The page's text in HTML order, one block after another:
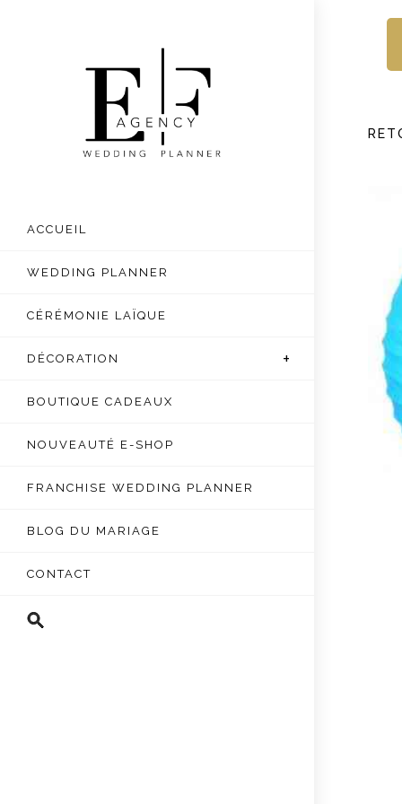
ACCUEIL
WEDDING PLANNER
CÉRÉMONIE LAÏQUE
DÉCORATION
BOUTIQUE CADEAUX
NOUVEAUTÉ E-SHOP
FRANCHISE WEDDING PLANNER
BLOG DU MARIAGE
CONTACT